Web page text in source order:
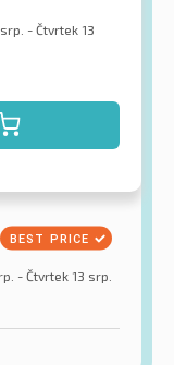
- Čtvrtek 13
- Čtvrtek 13 srp.